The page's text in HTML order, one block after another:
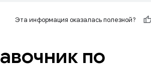
Эта информация оказалась полезной?
по